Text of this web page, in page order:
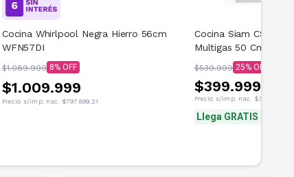
Cocina Whirlpool Negra Hierro 56cm
WFN57DI
$1.089.999 8
$1.009.999
Precio s/imp. nac. $797.899,21
Cocina Siam CSI-
Multigas 50 Cm Plata
$539.999 25
$399.999
Precio s/imp. nac. $330.577,69
Llega GRATIS